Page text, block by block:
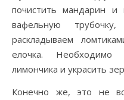
почистить мандарин
вафельную
раскладываем
елочка. Необходимо
лимончика и украсить
Конечно же, это не